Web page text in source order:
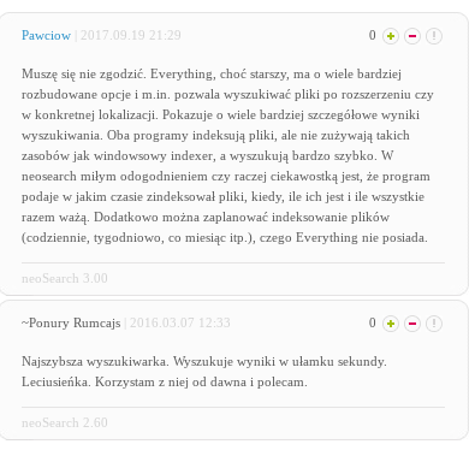
Pawciow | 2017.09.19 21:29 0
Muszę się nie zgodzić. Everything, choć starszy, ma o wiele bardziej
rozbudowane opcje i m.in. pozwala wyszukiwać pliki po rozszerzeniu czy
w konkretnej lokalizacji. Pokazuje o wiele bardziej szczegółowe wyniki
wyszukiwania. Oba programy indeksują pliki, ale nie zużywają takich
zasobów jak windowsowy indexer, a wyszukują bardzo szybko. W
neosearch miłym odogodnieniem czy raczej ciekawostką jest, że program
podaje w jakim czasie zindeksował pliki, kiedy, ile ich jest i ile wszystkie
razem ważą. Dodatkowo można zaplanować indeksowanie plików
(codziennie, tygodniowo, co miesiąc itp.), czego Everything nie posiada.
neoSearch 3.00
~Ponury Rumcajs | 2016.03.07 12:33 0
Najszybsza wyszukiwarka. Wyszukuje wyniki w ułamku sekundy.
Leciusieńka. Korzystam z niej od dawna i polecam.
neoSearch 2.60